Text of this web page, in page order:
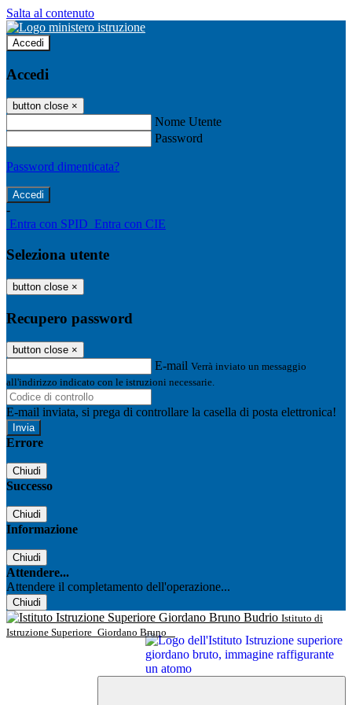
Salta al contenuto
Accedi
Accedi
button close ×
Nome Utente
Password
Password dimenticata?
-
Entra con SPID Entra con CIE
Seleziona utente
button close ×
Recupero password
button close ×
E-mail Verrà inviato un messaggio
all'indirizzo indicato con le istruzioni necessarie.
E-mail inviata, si prega di controllare la casella di posta elettronica!
Errore
Chiudi
Successo
Chiudi
Informazione
Chiudi
Attendere...
Attendere il completamento dell'operazione...
Chiudi
Istituto di
Istruzione Superiore Giordano Bruno